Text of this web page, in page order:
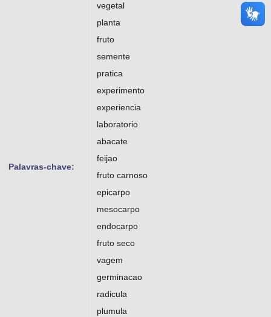
Palavras-chave:
vegetal
planta
fruto
semente
pratica
experimento
experiencia
laboratorio
abacate
feijao
fruto carnoso
epicarpo
mesocarpo
endocarpo
fruto seco
vagem
germinacao
radicula
plumula